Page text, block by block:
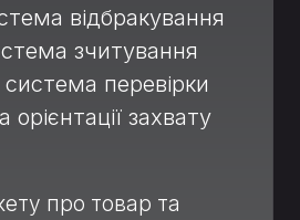
відбракування
зчитування
система перевірки
захвату
про товар та